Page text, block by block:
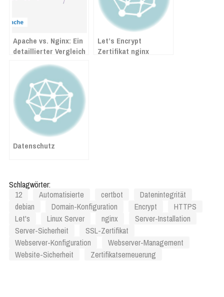
Apache vs. Nginx: Ein
detaillierter Vergleich
der Linux Webserver
Let’s Encrypt
Zertifikat nginx
Datenschutz
Schlagwörter:
12
Automatisierte certbot
Datenintegrität
debian
Domain-Konfiguration Encrypt
HTTPS
Let's
Linux Server nginx
Server-Installation
Server-Sicherheit
SSL-Zertifikat
Webserver-Konfiguration
Webserver-Management
Website-Sicherheit
Zertifikatserneuerung